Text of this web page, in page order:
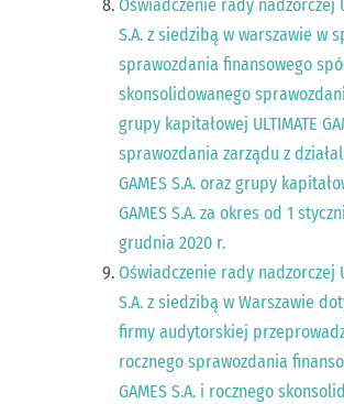
Oświadczenie rady nadzorczej
S.A. z siedzibą w warszawie w
sprawozdania finansowego
skonsolidowanego
grupy kapitałowej ULTIMATE
sprawozdania zarządu z
GAMES S.A. oraz grupy
GAMES S.A. za okres od 1
grudnia 2020 r.
Oświadczenie rady nadzorczej
S.A. z siedzibą w Warszawie
firmy audytorskiej
rocznego sprawozdania
GAMES S.A. i rocznego